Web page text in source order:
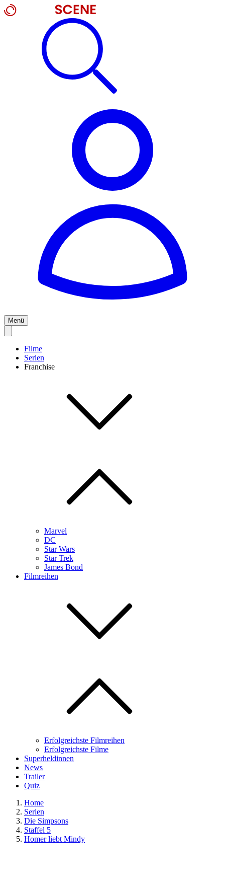
Menü
Filme
Serien
Franchise
Marvel
DC
Star Wars
Star Trek
James Bond
Filmreihen
Erfolgreichste Filmreihen
Erfolgreichste Filme
Superheldinnen
News
Trailer
Quiz
Home
Serien
Die Simpsons
Staffel 5
Homer liebt Mindy